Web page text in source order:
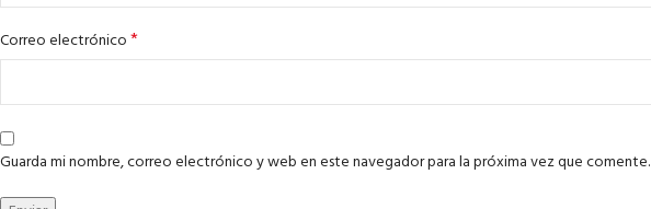
Correo electrónico*
Guarda mi nombre, correo electrónico y web en este navegador para la próxima vez que comente.